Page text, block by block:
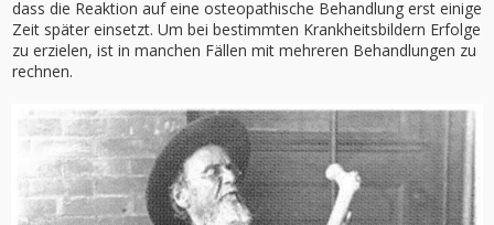
dass die Reaktion auf eine osteopathische Behandlung erst einige
Zeit später einsetzt. Um bei bestimmten Krankheitsbildern Erfolge
zu erzielen, ist in manchen Fällen mit mehreren Behandlungen zu
rechnen.